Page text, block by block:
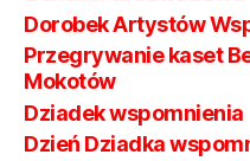
Dorobek Artystów
Przegrywanie kaset
Mokotów
Dziadek wspomnienia
Dzień Dziadka